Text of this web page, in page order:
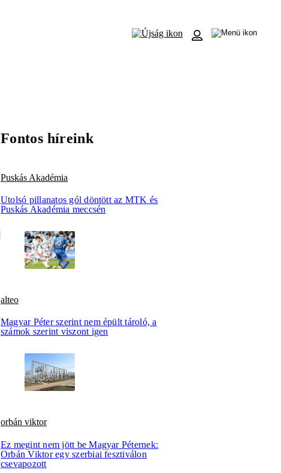
Fontos híreink
Puskás Akadémia
Utolsó pillanatos gól döntött az MTK és
Puskás Akadémia meccsén
alteo
Magyar Péter szerint nem épült tároló, a
számok szerint viszont igen
orbán viktor
Ez megint nem jött be Magyar Péternek:
Orbán Viktor egy szerbiai fesztiválon
csevapozott